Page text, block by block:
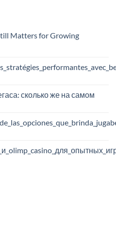
Matters for Growing
сколько же на самом